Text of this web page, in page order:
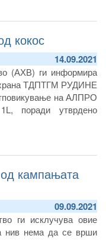
кокос
14.09.2021
(АХВ) ги информира
храна ТДПТГМ РУДИНЕ
на АЛПРО
утврдено
кампањата
09.09.2021
ги исклучува овие
нив нема да се врши